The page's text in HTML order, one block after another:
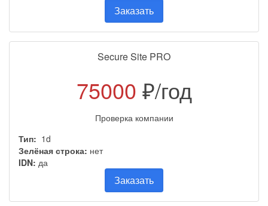
Заказать
Secure Site PRO
75000 ₽/год
Проверка компании
Тип: 1d
Зелёная строка: нет
IDN: да
Заказать